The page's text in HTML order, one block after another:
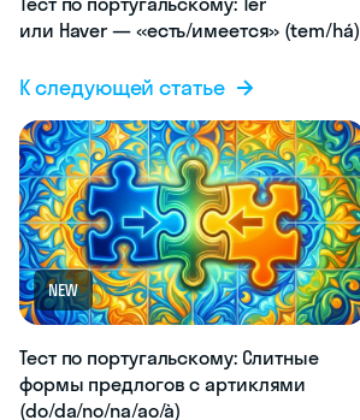
или Haver — «есть/имеется» (tem/há)
К следующей статье
NEW
Тест по португальскому: Слитные
формы предлогов с артиклями
(do/da/no/na/ao/à)